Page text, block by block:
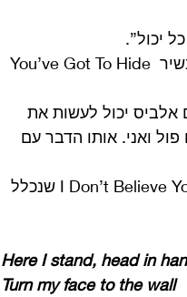
יכול”.
ההשפעה של דילן על לנון במיוחד אפשר לראות גם באלבום הבא Help בשיר You’ve Got To Hide
אלביס יכול לעשות את
ואני. אותו הדבר עם
השיר מתכתב עם שיר של דילן (I Don’t Believe You (She Acts Like We Have Never Met שנכלל
Here I stand, head in
Turn my face to the wall